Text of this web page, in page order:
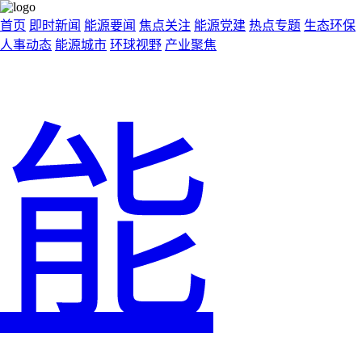
首页 即时新闻 能源要闻 焦点关注 能源党建 热点专题 生态环保
人事动态 能源城市 环球视野 产业聚焦
能